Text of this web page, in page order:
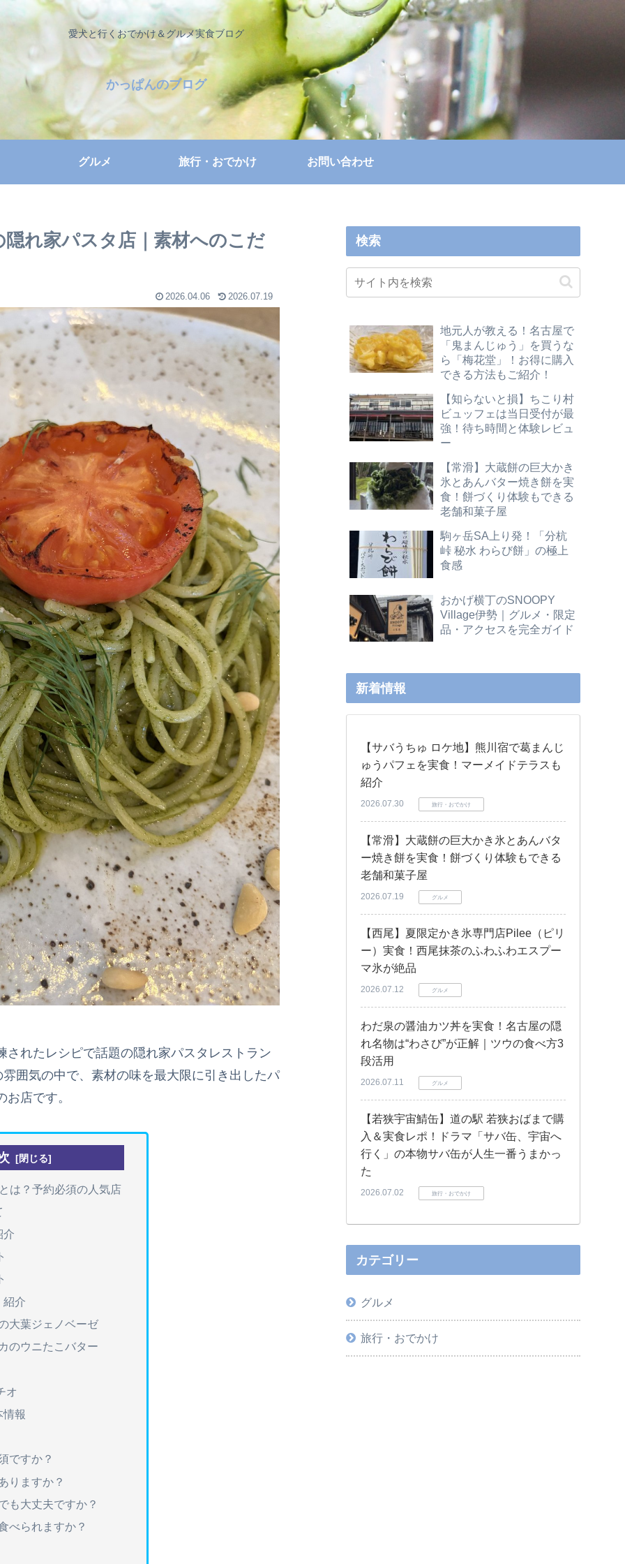
愛犬と行くおでかけ＆グルメ実食ブログ
かっぱんのブログ
グルメ 旅行・おでかけ お問い合わせ
れ家パスタ店｜素材へのこだ
2026.04.06 2026.07.19
れたレシピで話題の隠れ家パスタレストラン
囲気の中で、素材の味を最大限に引き出したパ
店です。
は？予約必須の人気店
介
紹介
大葉ジェノベーゼ
のウニたこバター
オ
情報
ですか？
りますか？
も大丈夫ですか？
べられますか？
検索
地元人が教える！名古屋で
「鬼まんじゅう」を買うな
ら「梅花堂」！お得に購入
できる方法もご紹介！
【知らないと損】ちこり村
ビュッフェは当日受付が最
強！待ち時間と体験レビュ
ー
【常滑】大蔵餅の巨大かき
氷とあんバター焼き餅を実
食！餅づくり体験もできる
老舗和菓子屋
駒ヶ岳SA上り発！「分杭
峠 秘水 わらび餅」の極上
食感
おかげ横丁のSNOOPY
Village伊勢｜グルメ・限定
品・アクセスを完全ガイド
新着情報
【サバうちゅ ロケ地】熊川宿で葛まんじ
ゅうパフェを実食！マーメイドテラスも
紹介
2026.07.30 旅行・おでかけ
【常滑】大蔵餅の巨大かき氷とあんバタ
ー焼き餅を実食！餅づくり体験もできる
老舗和菓子屋
2026.07.19 グルメ
【西尾】夏限定かき氷専門店Pilee（ピリ
ー）実食！西尾抹茶のふわふわエスプー
マ氷が絶品
2026.07.12 グルメ
わだ泉の醤油カツ丼を実食！名古屋の隠
れ名物は“わさび”が正解｜ツウの食べ方3
段活用
2026.07.11 グルメ
【若狭宇宙鯖缶】道の駅 若狭おばまで購
入＆実食レポ！ドラマ「サバ缶、宇宙へ
行く」の本物サバ缶が人生一番うまかっ
た
2026.07.02 旅行・おでかけ
カテゴリー
グルメ
旅行・おでかけ